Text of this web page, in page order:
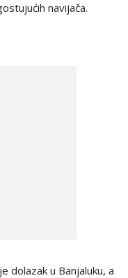
navijača.
dolazak u Banjaluku, a